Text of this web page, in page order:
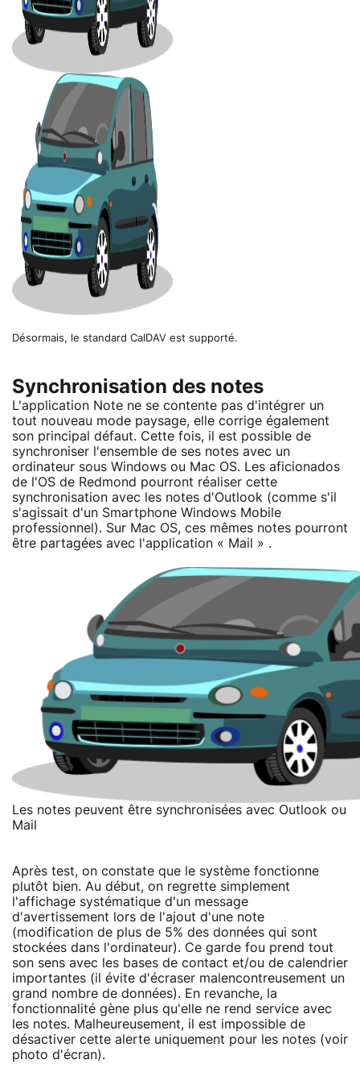
Désormais, le standard CalDAV est supporté.
Synchronisation des notes
L'application Note ne se contente pas d'intégrer un
tout nouveau mode paysage, elle corrige également
son principal défaut. Cette fois, il est possible de
synchroniser l'ensemble de ses notes avec un
ordinateur sous Windows ou Mac OS. Les aficionados
de l'OS de Redmond pourront réaliser cette
synchronisation avec les notes d'Outlook (comme s'il
s'agissait d'un Smartphone Windows Mobile
professionnel). Sur Mac OS, ces mêmes notes pourront
être partagées avec l'application « Mail » .
Les notes peuvent être synchronisées avec Outlook ou
Mail
Après test, on constate que le système fonctionne
plutôt bien. Au début, on regrette simplement
l'affichage systématique d'un message
d'avertissement lors de l'ajout d'une note
(modification de plus de 5% des données qui sont
stockées dans l'ordinateur). Ce garde fou prend tout
son sens avec les bases de contact et/ou de calendrier
importantes (il évite d'écraser malencontreusement un
grand nombre de données). En revanche, la
fonctionnalité gène plus qu'elle ne rend service avec
les notes. Malheureusement, il est impossible de
désactiver cette alerte uniquement pour les notes (voir
photo d'écran).